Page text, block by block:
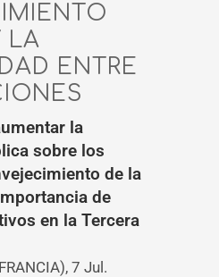
LA
ENTRE
la
sobre los
de la
de
en la Tercera
7 Jul.